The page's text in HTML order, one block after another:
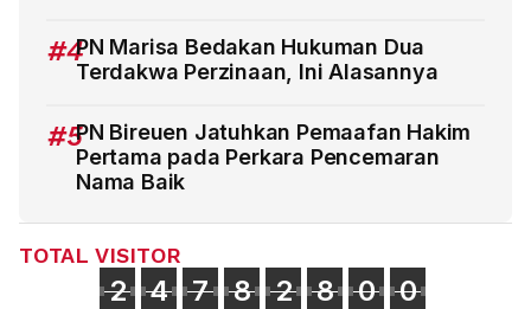
#4PN Marisa Bedakan Hukuman Dua
Terdakwa Perzinaan, Ini Alasannya
#5PN Bireuen Jatuhkan Pemaafan Hakim
Pertama pada Perkara Pencemaran
Nama Baik
TOTAL VISITOR
2 4 7 8 2 8 0 0